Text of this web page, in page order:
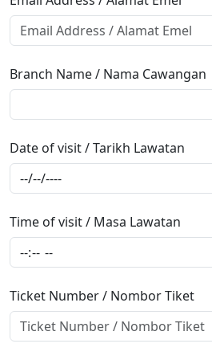
Branch Name / Nama Cawangan
Date of visit / Tarikh Lawatan
Time of visit / Masa Lawatan
Ticket Number / Nombor Tiket